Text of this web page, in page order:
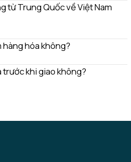
từ Trung Quốc về Việt Nam
hàng hóa không?
trước khi giao không?